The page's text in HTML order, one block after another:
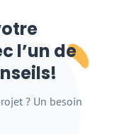
l’un de
? Un besoin